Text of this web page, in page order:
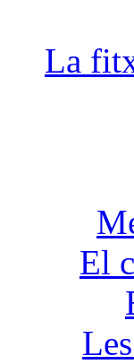
La
El